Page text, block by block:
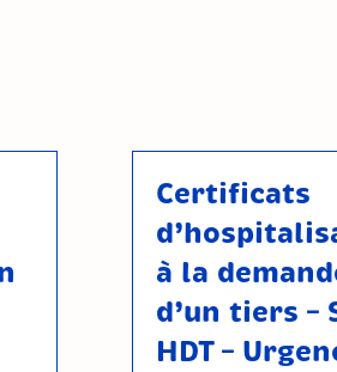
Certificats
à la
d’un tiers –
HDT –